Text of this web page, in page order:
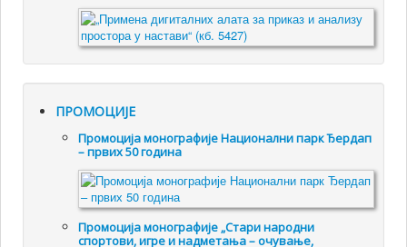
ПРОМОЦИЈЕ
Промоцијa монографије Национални парк Ђердап
– првих 50 година
Промоцијa монографије „Стари народни
спортови, игре и надметања – очување,